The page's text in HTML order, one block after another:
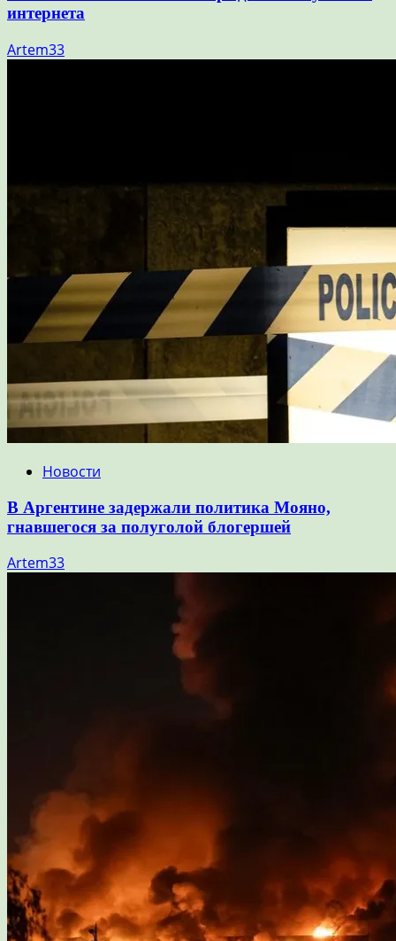
интернета
Artem33
Новости
В Аргентине задержали политика Мояно,
гнавшегося за полуголой блогершей
Artem33